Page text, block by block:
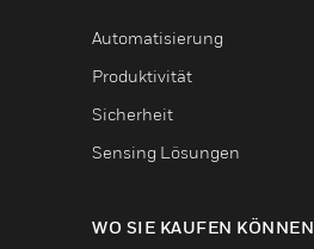
Automatisierung
Produktivität
Sicherheit
Sensing Lösungen
WO SIE KAUFEN KÖNNEN